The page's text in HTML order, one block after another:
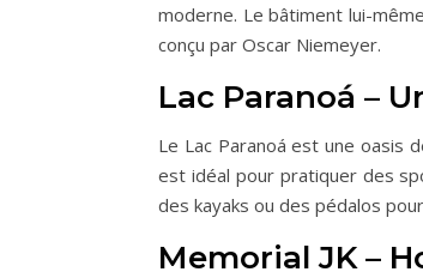
moderne. Le bâtiment lui-
conçu par Oscar Niemeyer.
Lac Paranoá –
Le Lac Paranoá est une oasis
est idéal pour pratiquer des
des kayaks ou des pédalos
Memorial JK –